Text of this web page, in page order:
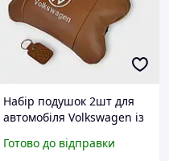
Набір подушок 2шт для
автомобіля Volkswagen із
шкіри. Подушки на
Готово до відправки